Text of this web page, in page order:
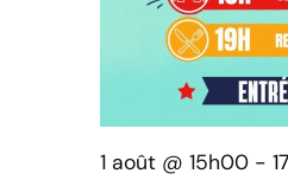
1 août @ 15h00 -